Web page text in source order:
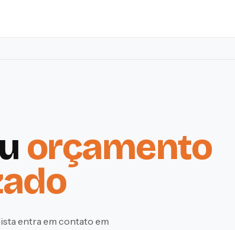
orçamento
entra em contato em